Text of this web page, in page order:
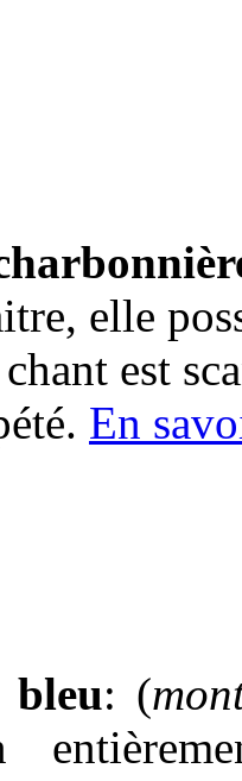
elle
est
En
bleu: (